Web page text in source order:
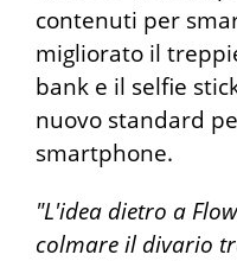
contenuti per
migliorato il
bank e il selfie
nuovo standard
smartphone.
"L'idea dietro a
colmare il divario